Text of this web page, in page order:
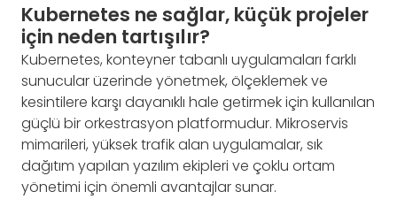
Kubernetes ne sağlar, küçük projeler
için neden tartışılır?
Kubernetes, konteyner tabanlı uygulamaları farklı
sunucular üzerinde yönetmek, ölçeklemek ve
kesintilere karşı dayanıklı hale getirmek için kullanılan
güçlü bir orkestrasyon platformudur. Mikroservis
mimarileri, yüksek trafik alan uygulamalar, sık
dağıtım yapılan yazılım ekipleri ve çoklu ortam
yönetimi için önemli avantajlar sunar.